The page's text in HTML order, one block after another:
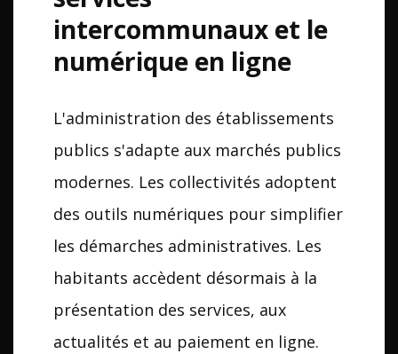
intercommunaux et le
numérique en ligne
L'administration des établissements
publics s'adapte aux marchés publics
modernes. Les collectivités adoptent
des outils numériques pour simplifier
les démarches administratives. Les
habitants accèdent désormais à la
présentation des services, aux
actualités et au paiement en ligne.